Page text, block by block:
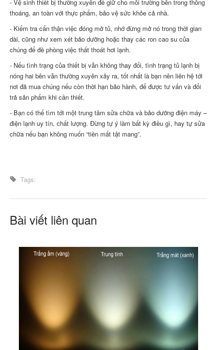
- Vệ sinh thiết bị thường xuyên để giữ cho môi trường bên trong thông
thoáng, an toàn với thực phẩm, bảo vệ sức khỏe cả nhà.
- Kiểm tra cẩn thận việc đóng mở tủ, nhớ đừng mở nó trong thời gian
dài, cũng như xem xét bảo dưỡng hoặc thay các ron cao su của
chúng để đề phòng việc thất thoát hơi lạnh.
- Nếu tình trạng của thiết bị vẫn không thay đổi, tình trạng tủ lạnh bị
nóng hai bên vẫn thường xuyên xảy ra, tốt nhất là bạn nên liên hệ tới
nơi đã mua chúng nếu còn thời hạn bảo hành, để được tư vấn và đổi
trả sản phẩm khi cần thiết.
- Bạn có thể tìm tới một trung tâm sửa chữa và bảo dưỡng điện máy –
điện lạnh uy tín, chất lượng. Đừng tự ý làm bất kỳ điều gì, hay tự sửa
chữa nếu bạn không muốn “tiền mất tật mang”.
Tags:
Bài viết liên quan